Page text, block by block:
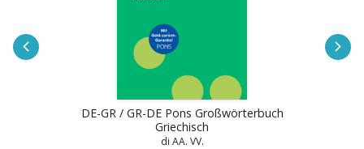
DE-GR / GR-DE Pons Großwörterbuch
Griechisch
di AA. VV.